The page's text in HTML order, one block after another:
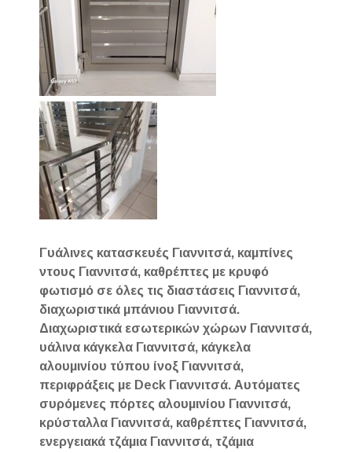
Γυάλινες κατασκευές Γιαννιτσά, καμπίνες
ντους Γιαννιτσά, καθρέπτες με κρυφό
φωτισμό σε όλες τις διαστάσεις Γιαννιτσά,
διαχωριστικά μπάνιου Γιαννιτσά.
Διαχωριστικά εσωτερικών χώρων Γιαννιτσά,
υάλινα κάγκελα Γιαννιτσά, κάγκελα
αλουμινίου τύπου ίνοξ Γιαννιτσά,
περιφράξεις με Deck Γιαννιτσά. Αυτόματες
συρόμενες πόρτες αλουμινίου Γιαννιτσά,
κρύσταλλα Γιαννιτσά, καθρέπτες Γιαννιτσά,
ενεργειακά τζάμια Γιαννιτσά, τζάμια